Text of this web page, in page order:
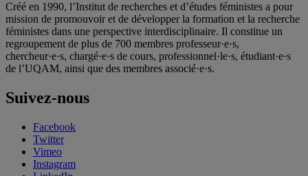
Créé en 1990, l’Institut de recherches et d’études féministes a pour
mission de promouvoir et de développer la formation et la recherche
féministes dans une perspective interdisciplinaire. Il constitue un
regroupement de plus de 700 membres professeur·e·s,
chercheur·e·s, chargé·e·s de cours, professionnel·le·s, étudiant·e·s
de l’UQAM, ainsi que des membres associé·e·s.
Suivez-nous
Facebook
Twitter
Vimeo
Instagram